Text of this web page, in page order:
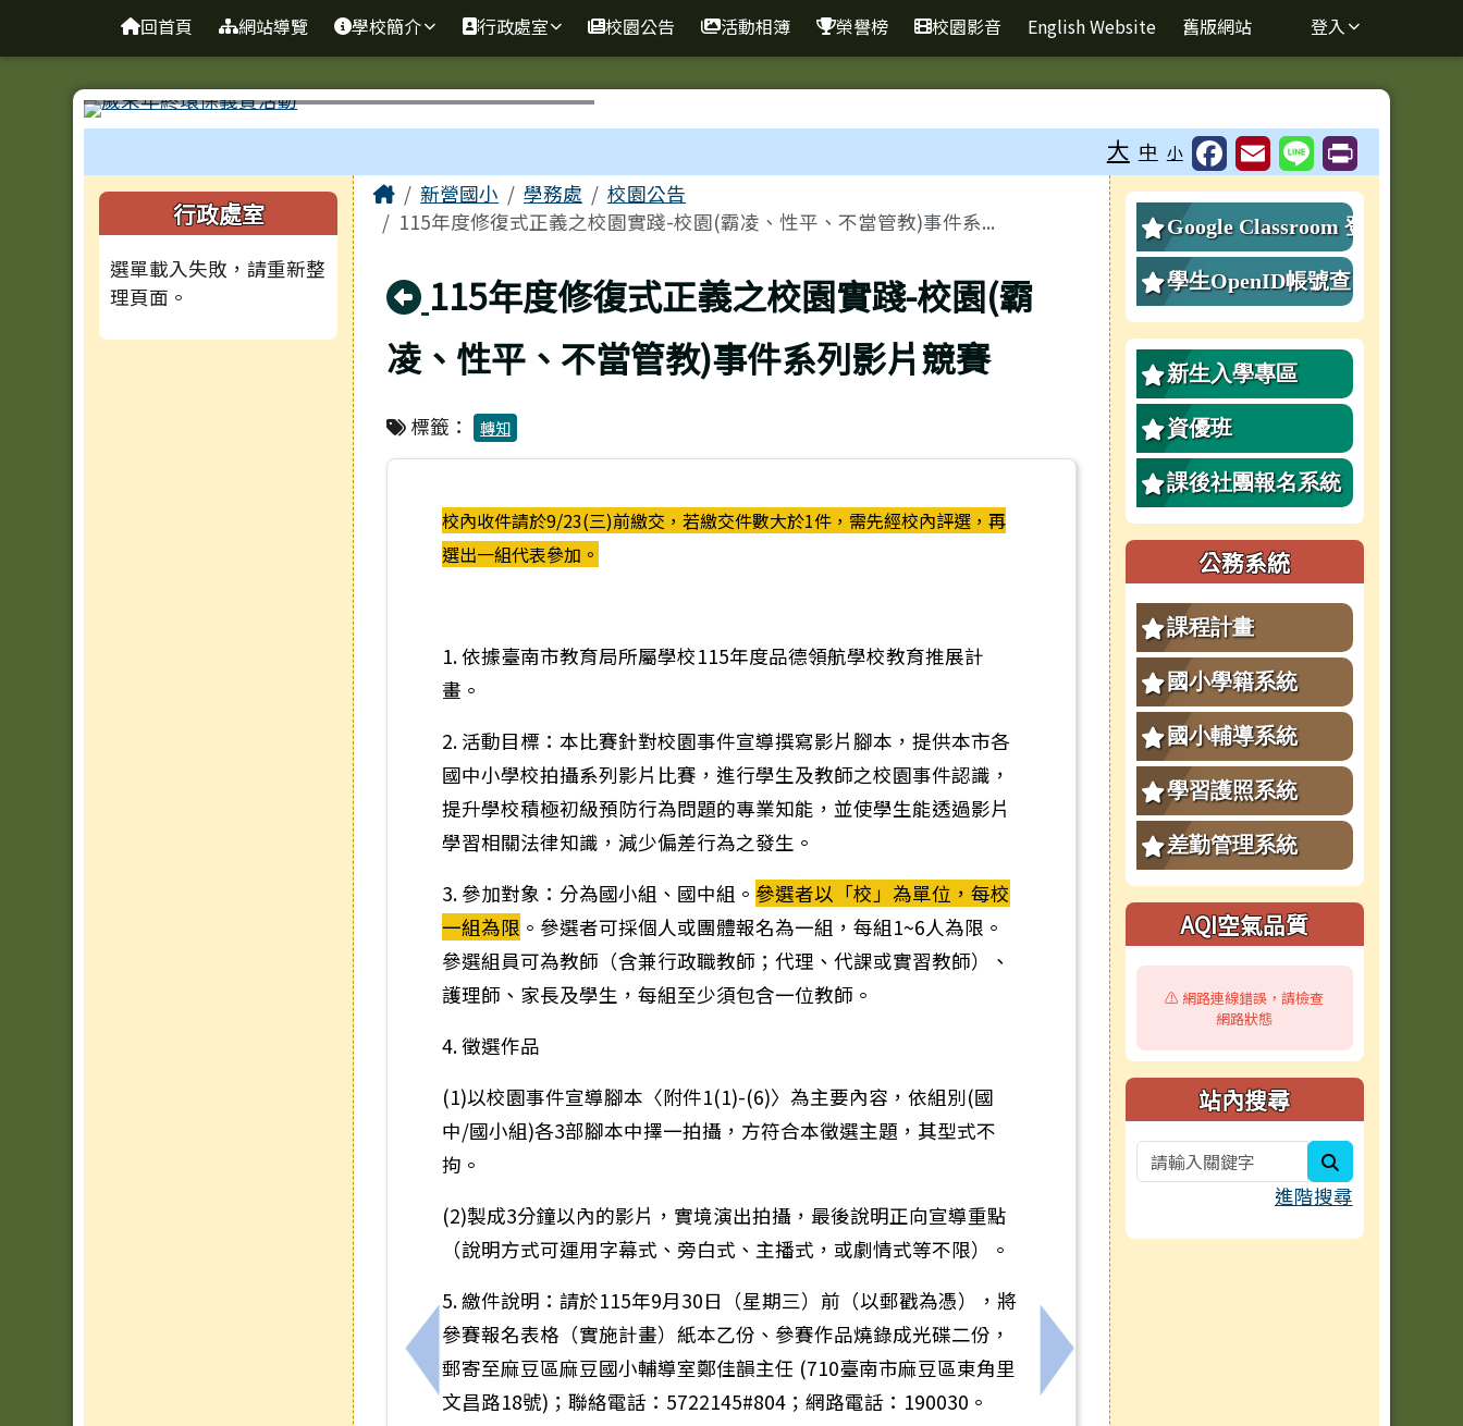
臺南市新營國小
回首頁 網站導覽 學校簡介 行政處室 校園公告 活動相簿 榮譽榜 校園影音 English Website 舊版網站 登入
⏸
大 中 小
左邊區域內容
行政處室
選單載入失敗，請重新整
理頁面。
主內容區域
Home新營國小 學務處
校園公告
115年度修復式正義之校園實踐-校園(霸凌、性平、不當管教)事件系...
回上頁
115年度修復式正義之校園實踐-校園(霸
凌、性平、不當管教)事件系列影片競賽
標籤： 轉知
上一筆：衛武營2026年「【武營大圖鑑】戲劇的多重宇宙」PaGamO線上遊戲平台任務，歡迎參加
校內收件請於9/23(三)前繳交，若繳交件數大於1件，需先經校內評選，再
選出一組代表參加。
1. 依據臺南市教育局所屬學校115年度品德領航學校教育推展計
畫。
2. 活動目標：本比賽針對校園事件宣導撰寫影片腳本，提供本市各
國中小學校拍攝系列影片比賽，進行學生及教師之校園事件認識，
提升學校積極初級預防行為問題的專業知能，並使學生能透過影片
學習相關法律知識，減少偏差行為之發生。
3. 參加對象：分為國小組、國中組。 參選者以「校」為單位，每校
一組為限 。參選者可採個人或團體報名為一組，每組1~6人為限。
參選組員可為教師（含兼行政職教師；代理、代課或實習教師）、
護理師、家長及學生，每組至少須包含一位教師。
4. 徵選作品
(1)以校園事件宣導腳本〈附件1(1)-(6)〉為主要內容，依組別(國
中/國小組)各3部腳本中擇一拍攝，方符合本徵選主題，其型式不
拘。
(2)製成3分鐘以內的影片，實境演出拍攝，最後說明正向宣導重點
（說明方式可運用字幕式、旁白式、主播式，或劇情式等不限）。
5. 繳件說明：請於115年9月30日（星期三）前（以郵戳為憑），將
參賽報名表格（實施計畫）紙本乙份、參賽作品燒錄成光碟二份，
郵寄至麻豆區麻豆國小輔導室鄭佳韻主任 (710臺南市麻豆區東角里
文昌路18號)；聯絡電話：5722145#804；網路電話：190030。
下一筆：教育部辦理115年數位/網路性別暴力
右邊區域內容
Google Classroom 登
入
學生OpenID帳號查
詢、重設密碼
新生入學專區
資優班
課後社團報名系統
公務系統
課程計畫
國小學籍系統
國小輔導系統
學習護照系統
差勤管理系統
AQI空氣品質
⚠️ 網路連線錯誤，請檢查
網路狀態
站內搜尋
進階搜尋
頁尾區域